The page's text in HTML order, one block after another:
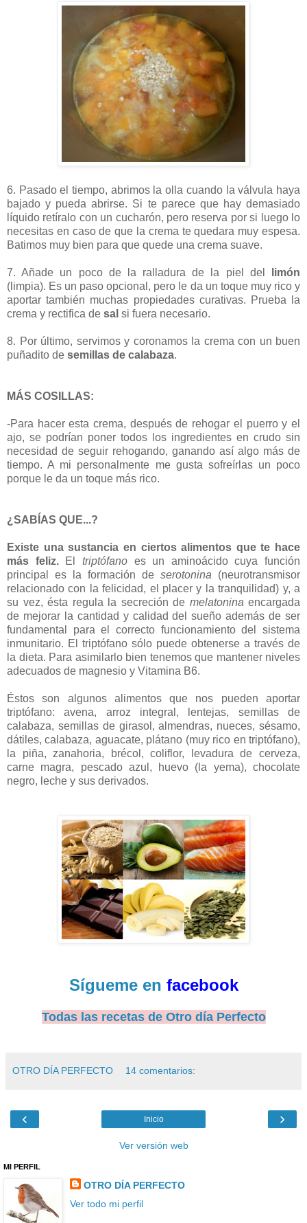
6. Pasado el tiempo, abrimos la olla cuando la válvula haya
bajado y pueda abrirse. Si te parece que hay demasiado
líquido retíralo con un cucharón, pero reserva por si luego lo
necesitas en caso de que la crema te quedara muy espesa.
Batimos muy bien para que quede una crema suave.
7. Añade un poco de la ralladura de la piel del
limón
(limpia). Es un paso opcional, pero le da un toque muy rico y
aportar también muchas propiedades curativas. Prueba la
crema y rectifica de sal si fuera necesario.
8. Por último, servimos y coronamos la crema con un buen
puñadito de semillas de calabaza.
MÁS COSILLAS:
-Para hacer esta crema, después de rehogar el puerro y el
ajo, se podrían poner todos los ingredientes en crudo sin
necesidad de seguir rehogando, ganando así algo más de
tiempo. A mi personalmente me gusta sofreírlas un poco
porque le da un toque más rico.
¿SABÍAS QUE...?
Existe una sustancia en ciertos alimentos que te hace
más feliz.El triptófanoes un aminoácido cuya función
principal es la formación de serotonina (neurotransmisor
relacionado con la felicidad, el placer y la tranquilidad) y, a
su vez, ésta regula la secreción de melatonina encargada
de mejorar la cantidad y calidad del sueño además de ser
fundamental para el correcto funcionamiento del sistema
inmunitario. El triptófano sólo puede obtenerse a través de
la dieta. Para asimilarlo bien tenemos que mantener niveles
adecuados de magnesio y Vitamina B6.
Éstos son algunos alimentos que nos pueden aportar
triptófano: avena, arroz integral, lentejas, semillas de
calabaza, semillas de girasol, almendras, nueces, sésamo,
dátiles, calabaza, aguacate, plátano (muy rico en triptófano),
la piña, zanahoria, brécol, coliflor, levadura de cerveza,
carne magra, pescado azul, huevo (la yema), chocolate
negro, leche y sus derivados.
Sígueme en facebook
Todas las recetas de Otro día Perfecto
OTRO DÍA PERFECTO 14 comentarios:
‹ ›
Inicio
Ver versión web
MI PERFIL
OTRO DÍA PERFECTO
Ver todo mi perfil